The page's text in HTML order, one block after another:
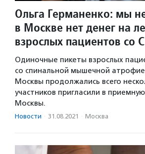
Ольга Германенко: мы
в Москве нет денег на
взрослых пациентов со
Одиночные пикеты взрослых
со спинальной мышечной
Москвы продолжались всего
участников пригласили в
Москвы.
Новости · 31.08.2021 · Москва